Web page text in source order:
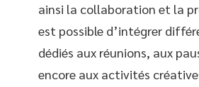
ainsi la collaboration et la
est possible d’intégrer
dédiés aux réunions, aux
encore aux activités